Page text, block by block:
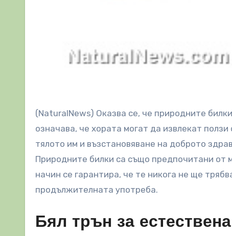
(NaturalNews) Оказва се, че природните билки работят много добре за целите на детоксикация. Това
означава, че хората могат да извлекат
тялото им и възстановяване на доброто
Природните билки са също предпочитани от
начин се гарантира, че те никога не ще
продължителната употреба.
Бял трън за